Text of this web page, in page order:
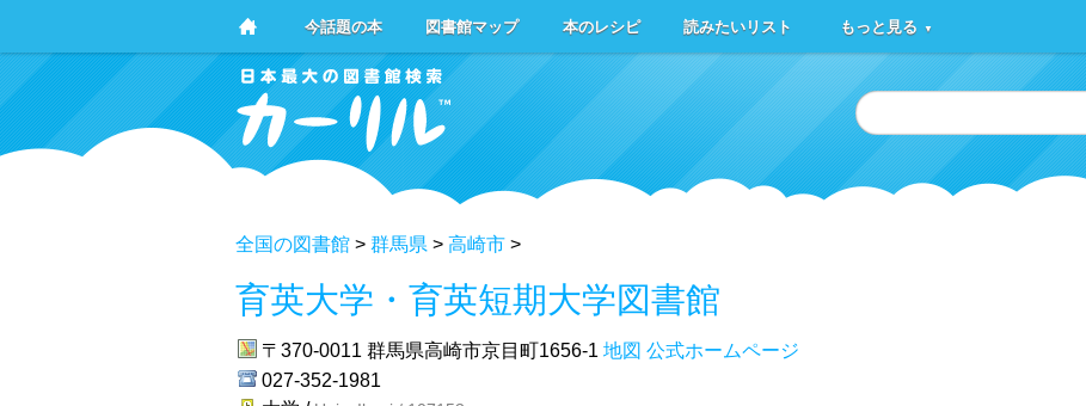
今話題の本 図書館マップ 本のレシピ 読みたいリスト もっと見る ▼
全国の図書館 > 群馬県 > 高崎市 >
育英大学・育英短期大学図書館
〒370-0011 群馬県高崎市京目町1656-1 地図 公式ホームページ
027-352-1981